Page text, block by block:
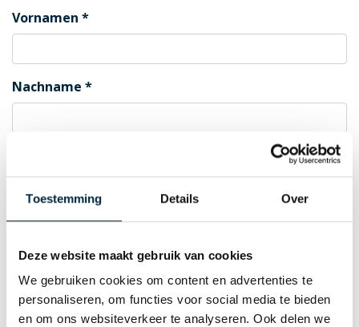
Toestemming Details Over
Deze website maakt gebruik van cookies
We gebruiken cookies om content en advertenties te
personaliseren, om functies voor social media te bieden
en om ons websiteverkeer te analyseren. Ook delen we
Vornamen
Nachname
Mann
Frau
E-Mail (Benutzername)
Automatische Kennwortgenerierung